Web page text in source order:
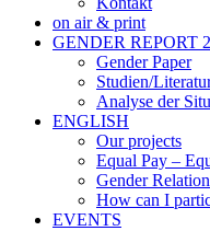
on air & print
GENDER REPORT
Gender Paper
Studien/
Analyse der
ENGLISH
Our projects
Equal Pay –
Gender
How can I
EVENTS